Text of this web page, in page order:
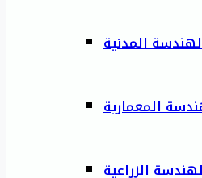
المدنية
المعمارية
الزراعية